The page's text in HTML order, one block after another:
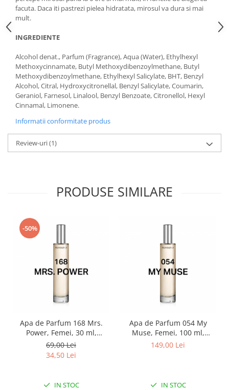
facuta. Daca iti pastrezi pielea hidratata, mirosul va dura si mai
mult.
INGREDIENTE
Alcohol denat., Parfum (Fragrance), Aqua (Water), Ethylhexyl
Methoxycinnamate, Butyl Methoxydibenzoylmethane, Butyl
Methoxydibenzoylmethane, Ethylhexyl Salicylate, BHT, Benzyl
Alcohol, Citral, Hydroxycitronellal, Benzyl Salicylate, Coumarin,
Geraniol, Farnesol, Linalool, Benzyl Benzoate, Citronellol, Hexyl
Cinnamal, Limonene.
Informatii conformitate produs
Review-uri(1)
PRODUSE SIMILARE
-50%
Apa de Parfum 168 Mrs.
Power, Femei, 30 ml,
Equivalenza
69,00 Lei
34,50 Lei
IN STOC
Apa de Parfum 054 My
Muse, Femei, 100 ml,
Equivalenza
149,00 Lei
IN STOC